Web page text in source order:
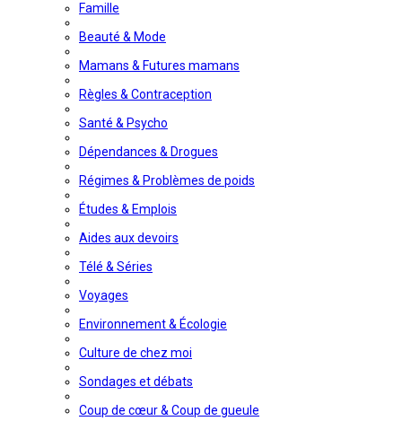
Famille
Beauté & Mode
Mamans & Futures mamans
Règles & Contraception
Santé & Psycho
Dépendances & Drogues
Régimes & Problèmes de poids
Études & Emplois
Aides aux devoirs
Télé & Séries
Voyages
Environnement & Écologie
Culture de chez moi
Sondages et débats
Coup de cœur & Coup de gueule